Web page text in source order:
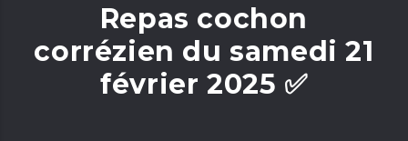
Repas cochon
corrézien du samedi 21
février 2025 ✅